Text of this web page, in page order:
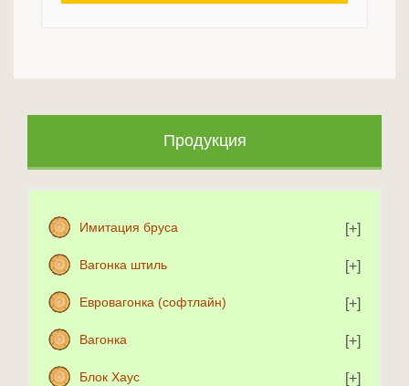
Продукция
Имитация бруса
Вагонка штиль
Евровагонка (софтлайн)
Вагонка
Блок Хаус